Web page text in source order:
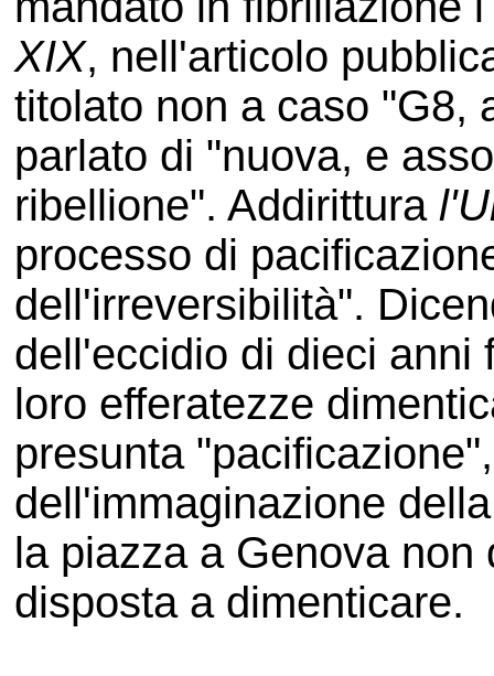
XIX, nell'articolo
titolato non a caso "G8,
parlato di "nuova, e
ribellione". Addirittura
processo di
dell'irreversibilità".
dell'eccidio di dieci anni
loro efferatezze
presunta
dell'immaginazione
la piazza a Genova
disposta a dimenticare.